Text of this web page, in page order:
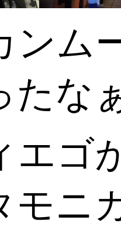
ンム
たな
エゴ
モニ